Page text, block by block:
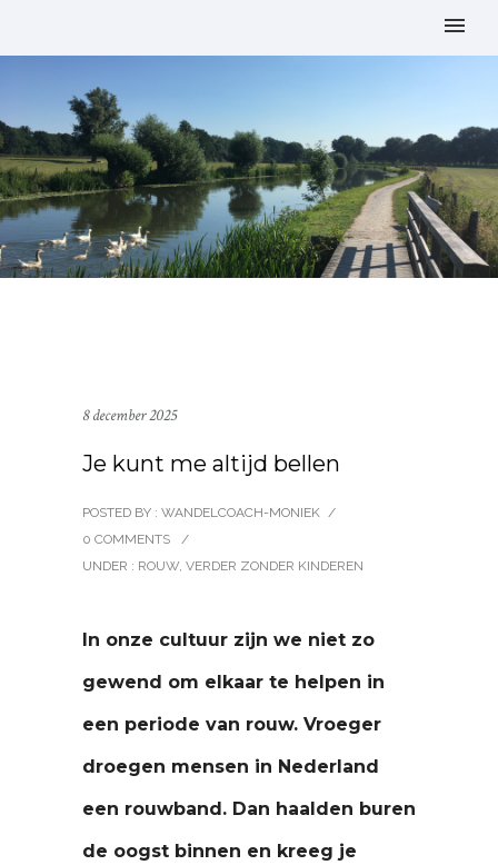
8 december 2025
Je kunt me altijd bellen
POSTED BY : WANDELCOACH-MONIEK /
0 COMMENTS
/
UNDER : ROUW, VERDER ZONDER KINDEREN
In onze cultuur zijn we niet zo
gewend om elkaar te helpen in
een periode van rouw. Vroeger
droegen mensen in Nederland
een rouwband. Dan haalden buren
de oogst binnen en kreeg je